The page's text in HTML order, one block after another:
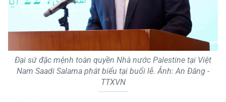
Đại sứ đặc mệnh toàn quyền Nhà nước Palestine tại Việt
Nam Saadi Salama phát biểu tại buổi lễ. Ảnh: An Đăng -
TTXVN